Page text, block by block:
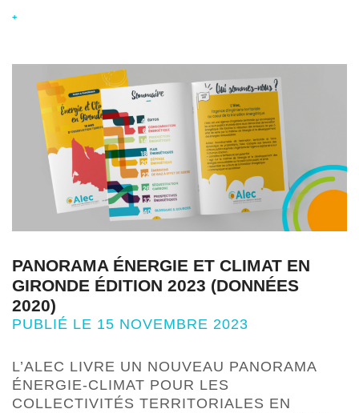
+
PANORAMA ÉNERGIE ET CLIMAT EN
GIRONDE ÉDITION 2023 (DONNÉES
2020)
PUBLIÉ LE 15 NOVEMBRE 2023
L’ALEC LIVRE UN NOUVEAU PANORAMA
ÉNERGIE-CLIMAT POUR LES
COLLECTIVITÉS TERRITORIALES EN